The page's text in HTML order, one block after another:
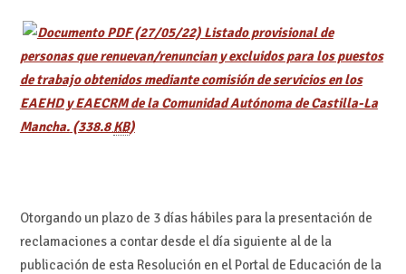
(27/05/22) Listado provisional de
personas que renuevan/renuncian y excluidos para los puestos
de trabajo obtenidos mediante comisión de servicios en los
EAEHD y EAECRM de la Comunidad Autónoma de Castilla-La
Mancha.(338.8KB)
Otorgando un plazo de 3 días hábiles para la presentación de
reclamaciones a contar desde el día siguiente al de la
publicación de esta Resolución en el Portal de Educación de la